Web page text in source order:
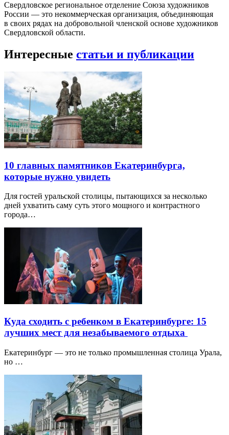
Свердловское региональное отделение Союза художников
России — это некоммерческая организация, объединяющая
в своих рядах на добровольной членской основе художников
Свердловской области.
Интересные статьи и публикации
10 главных памятников Екатеринбурга,
которые нужно увидеть
Для гостей уральской столицы, пытающихся за несколько
дней ухватить саму суть этого мощного и контрастного
города…
Куда сходить с ребенком в Екатеринбурге: 15
лучших мест для незабываемого отдыха
Екатеринбург — это не только промышленная столица Урала,
но …